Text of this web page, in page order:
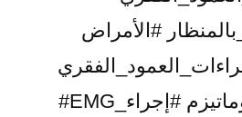
#الأمراض
#طب_الأعصا #الروماتيزم #إجراء_EMG#